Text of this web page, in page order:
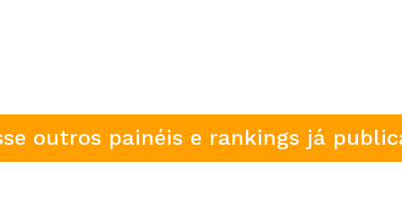
outros painéis e rankings já